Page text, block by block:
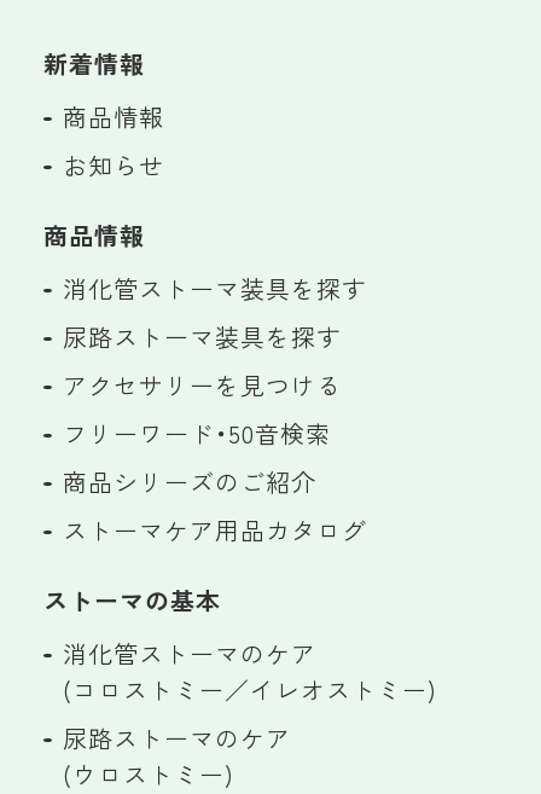
新着情報
商品情報
お知らせ
商品情報
消化管ストーマ装具を探す
尿路ストーマ装具を探す
アクセサリーを見つける
フリーワード・50音検索
商品シリーズのご紹介
ストーマケア用品カタログ
ストーマの基本
消化管ストーマのケア
(コロストミー／イレオストミー)
尿路ストーマのケア
(ウロストミー)